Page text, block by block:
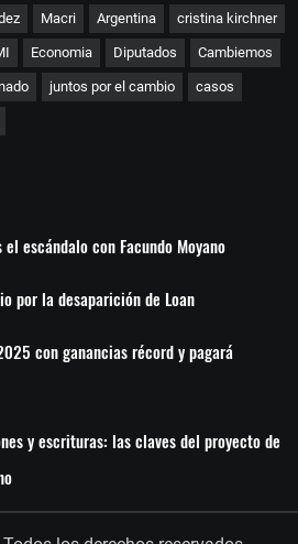
Macri Argentina cristina kirchner
Economia Diputados Cambiemos
juntos por el cambio casos
escándalo con Facundo Moyano
por la desaparición de Loan
con ganancias récord y pagará
y escrituras: las claves del proyecto de